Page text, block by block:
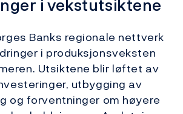
i vekstutsiktene
Banks regionale nettverk
i produksjonsveksten
Utsiktene blir løftet av
utbygging av
og forventninger om høyere